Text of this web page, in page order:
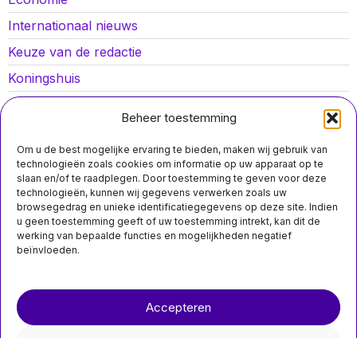
Beheer toestemming
Om u de best mogelijke ervaring te bieden, maken wij gebruik van
technologieën zoals cookies om informatie op uw apparaat op te
slaan en/of te raadplegen. Door toestemming te geven voor deze
technologieën, kunnen wij gegevens verwerken zoals uw
browsegedrag en unieke identificatiegegevens op deze site. Indien
u geen toestemming geeft of uw toestemming intrekt, kan dit de
werking van bepaalde functies en mogelijkheden negatief
beïnvloeden.
Accepteren
Internationaal nieuws
Keuze van de redactie
Koningshuis
Lokaal nieuws
Opinies
Politiek
Sport
nieuwsimpuls.online
Consumenten kunnen
telecomcontracten
gemakkelijker
annuleren na